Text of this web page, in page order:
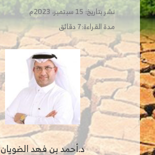
نشر بتاريخ: 15 سبتمبر، 2023م
مدة القراءة:7 دقائق
د.أحمد بن فهد الضويان